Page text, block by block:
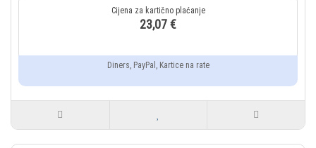
23,07 €
Diners, PayPal, Kartice na rate